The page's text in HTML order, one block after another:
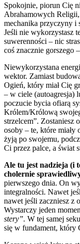
Spokojnie, piorun Cię
Abrahamowych Religii,
mechanika przyczyny i
Jeśli nie wykorzystasz
suwerenności – nic
coś znacznie gorszego
Niewykorzystana
wektor. Zamiast
Ogień, który miał Cię
– w ciele (autoagresja)
poczucie bycia ofiarą
Królem/Królową
strzelcem”. Zostaniesz
osoby – te, które miały
żyją po swojemu,
Ci przez palce, a świat
Ale tu jest nadzieja (i
cholernie
pierwszego dnia. On
integralności. Nawet
nawet jeśli zaczniesz z
Wystarczy jeden
stery”. W tej samej
się w fundament, który